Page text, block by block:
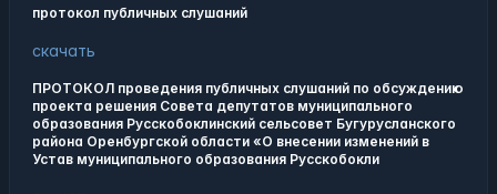
протокол публичных слушаний
скачать
ПРОТОКОЛ проведения публичных слушаний по обсуждению
проекта решения Совета депутатов муниципального
образования Русскобоклинский сельсовет Бугурусланского
района Оренбургской области «О внесении изменений в
Устав муниципального образования Русскобокли